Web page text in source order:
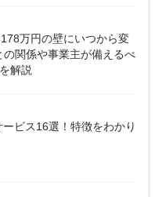
万円の壁にいつから変
の関係や事業主が備えるべ
解説
ビス16選！特徴をわかり